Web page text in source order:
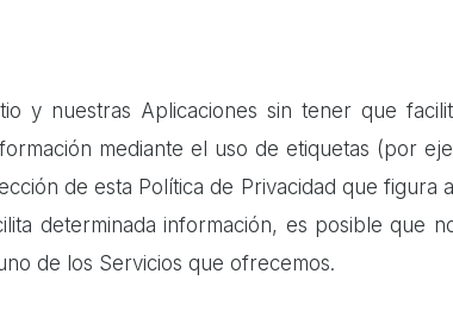
y nuestras Aplicaciones sin tener que
mediante el uso de etiquetas (por
de esta Política de Privacidad que figura
determinada información, es posible que
de los Servicios que ofrecemos.